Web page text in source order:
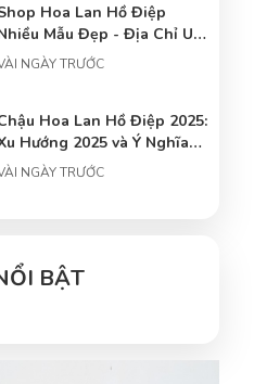
Hoa Lan Hồ Điệp
Mẫu Đẹp - Địa Chỉ Uy
Cho Người Yêu Hoa
NGÀY TRƯỚC
Hoa Lan Hồ Điệp 2025:
Hướng 2025 và Ý Nghĩa
Thủy
NGÀY TRƯỚC
NGÀY TRƯỚC
BẬT